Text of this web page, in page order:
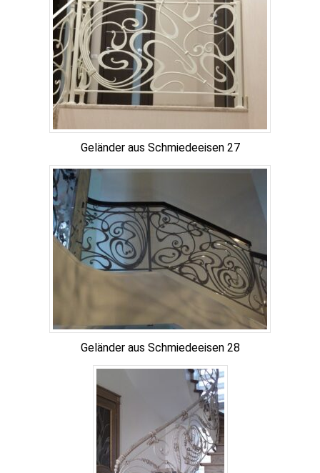
Geländer aus Schmiedeeisen 27
Geländer aus Schmiedeeisen 28